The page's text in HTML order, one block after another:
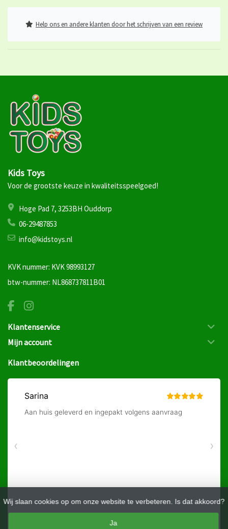
Wij slaan cookies op om onze website te verbeteren. Is dat akkoord?
Ja
Help ons en andere klanten door het schrijven van een review
Kids Toys
Voor de grootste keuze in kwaliteitsspeelgoed!
Hoge Pad 7, 3253BH Ouddorp
06-29487853
info@kidstoys.nl
KVK nummer: KVK 98993127
btw-nummer: NL868737811B01
Klantenservice
Mijn account
Klantbeoordelingen